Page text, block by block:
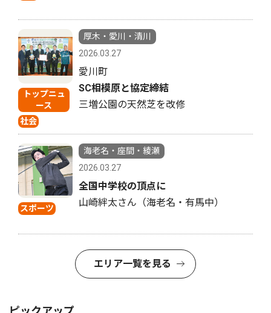
トップニュ
ース
社会
厚木・愛川・清川
2026.03.27
愛川町
SC相模原と協定締結
三増公園の天然芝を改修
スポーツ
海老名・座間・綾瀬
2026.03.27
全国中学校の頂点に
山崎絆太さん（海老名・有馬中）
エリア一覧を見る